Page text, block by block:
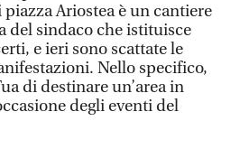
Ariostea è un cantiere
del sindaco che istituisce
e ieri sono scattate le
Nello specifico,
di destinare un’area in
degli eventi del